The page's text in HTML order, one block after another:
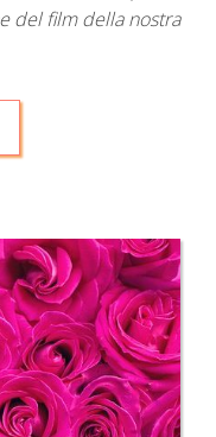
del film della nostra